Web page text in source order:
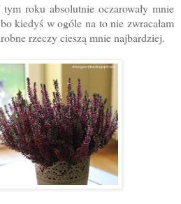
roku absolutnie oczarowały mnie
kiedyś w ogóle na to nie zwracałam
rzeczy cieszą mnie najbardziej.